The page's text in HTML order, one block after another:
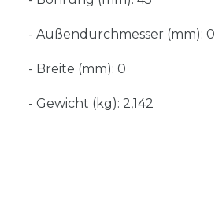
- Außendurchmesser (mm): 0
- Breite (mm): 0
- Gewicht (kg): 2,142